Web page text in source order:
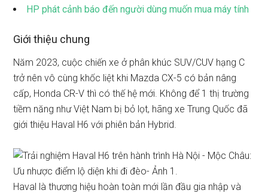
HP phát cảnh báo đến người dùng muốn mua máy tính
Giới thiệu chung
Năm 2023, cuộc chiến xe ở phân khúc SUV/CUV hạng C
trở nên vô cùng khốc liệt khi Mazda CX-5 có bản nâng
cấp, Honda CR-V thì có thế hệ mới. Không để 1 thị trường
tiềm năng như Việt Nam bị bỏ lọt, hãng xe Trung Quốc đã
giới thiệu Haval H6 với phiên bản Hybrid.
Haval là thương hiệu hoàn toàn mới lần đầu gia nhập và